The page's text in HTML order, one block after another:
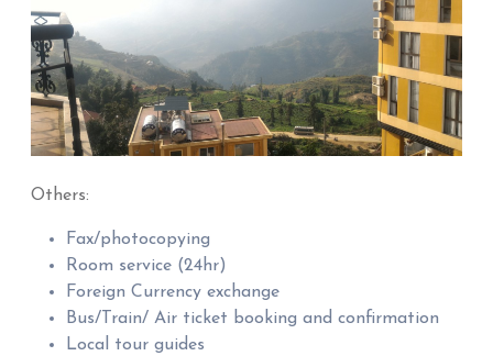
Others:
Fax/photocopying
Room service (24hr)
Foreign Currency exchange
Bus/Train/ Air ticket booking and confirmation
Local tour guides